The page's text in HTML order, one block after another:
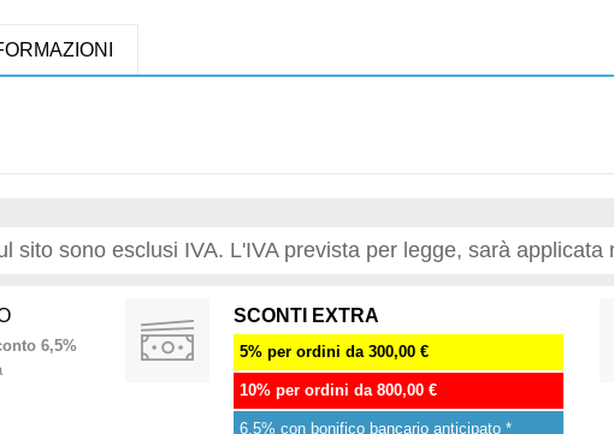
sito sono esclusi IVA. L'IVA prevista per legge, sarà applicata
6,5%
SCONTI EXTRA
5% per ordini da 300,00 €
10% per ordini da 800,00 €
6,5% con bonifico bancario anticipato *